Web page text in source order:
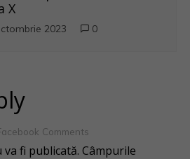
X
2023 0
Comments
va fi publicată. Câmpurile